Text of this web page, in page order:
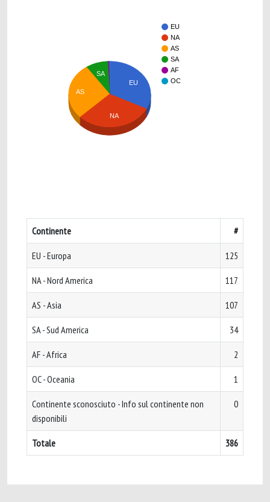
EU
NA
AS
SA
AF
OC
EU
SA
AS
NA
Continente #
EU - Europa 125
NA - Nord America 117
AS - Asia 107
SA - Sud America 34
AF - Africa 2
OC - Oceania 1
Continente sconosciuto - Info sul continente non
disponibili
0
Totale 386